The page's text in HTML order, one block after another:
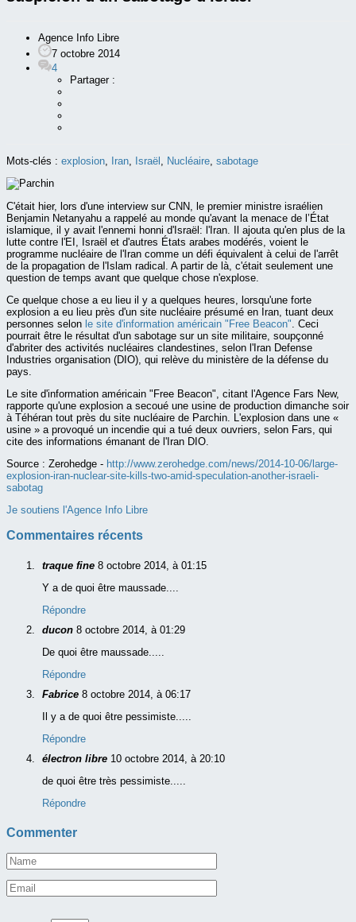
Agence Info Libre
7 octobre 2014
4
Partager :
Mots-clés : explosion, Iran, Israël , Nucléaire, sabotage
C'était hier, lors d'une interview sur CNN, le premier ministre israélien
Benjamin Netanyahu a rappelé au monde qu'avant la menace de l’État
islamique, il y avait l'ennemi honni d'Israël: l'Iran. Il ajouta qu'en plus de la
lutte contre l'EI, Israël et d'autres États arabes modérés, voient le
programme nucléaire de l'Iran comme un défi équivalent à celui de l'arrêt
de la propagation de l'Islam radical. A partir de là, c'était seulement une
question de temps avant que quelque chose n'explose.
Ce quelque chose a eu lieu il y a quelques heures, lorsqu'une forte
explosion a eu lieu près d'un site nucléaire présumé en Iran, tuant deux
personnes selon le site d'information américain "Free Beacon". Ceci
pourrait être le résultat d'un sabotage sur un site militaire, soupçonné
d'abriter des activités nucléaires clandestines, selon l'Iran Defense
Industries organisation (DIO), qui relève du ministère de la défense du
pays.
Le site d'information américain "Free Beacon", citant l'Agence Fars New,
rapporte qu'une explosion a secoué une usine de production dimanche soir
à Téhéran tout près du site nucléaire de Parchin. L'explosion dans une «
usine » a provoqué un incendie qui a tué deux ouvriers, selon Fars, qui
cite des informations émanant de l'Iran DIO.
Source : Zerohedge - http://www.zerohedge.com/news/2014-10-06/large-
explosion-iran-nuclear-site-kills-two-amid-speculation-another-israeli-
sabotag
Je soutiens l'Agence Info Libre
Commentaires récents
traque fine 8 octobre 2014, à 01:15
Y a de quoi être maussade....
Répondre
ducon 8 octobre 2014, à 01:29
De quoi être maussade.....
Répondre
Fabrice 8 octobre 2014, à 06:17
Il y a de quoi être pessimiste.....
Répondre
électron libre 10 octobre 2014, à 20:10
de quoi être très pessimiste.....
Répondre
Commenter